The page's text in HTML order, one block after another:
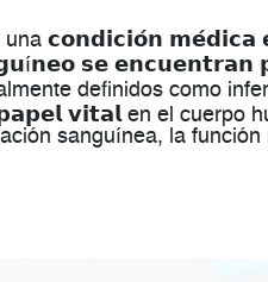
una 𝗰𝗼𝗻𝗱𝗶𝗰𝗶𝗼́𝗻
𝘀𝗲 𝗲𝗻𝗰𝘂𝗲𝗻𝘁𝗿𝗮𝗻
definidos como
𝘃𝗶𝘁𝗮𝗹 en el cuerpo
sanguínea, la